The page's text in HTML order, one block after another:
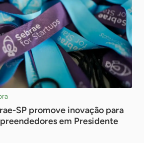
SP promove inovação para
em Presidente